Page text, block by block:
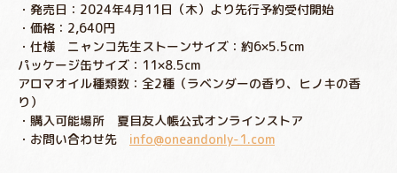
・発売日：2024年4月11日（木）より先行予約受付開始
・価格：2,640円
・仕様 ニャンコ先生ストーンサイズ：約6×5.5cm
パッケージ缶サイズ：11×8.5cm
アロマオイル種類数：全2種（ラベンダーの香り、ヒノキの香
り）
・購入可能場所 夏目友人帳公式オンラインストア
・お問い合わせ先 info@oneandonly-1.com